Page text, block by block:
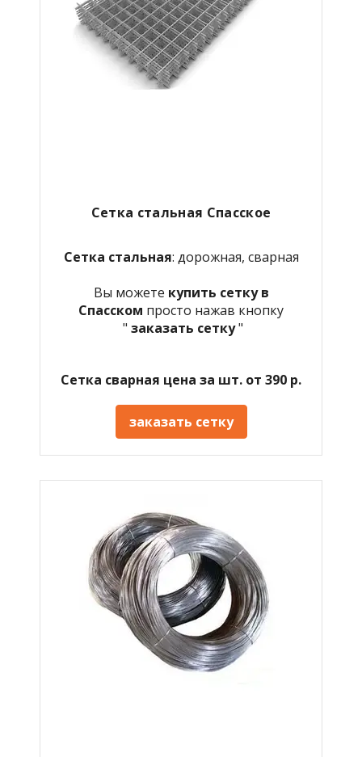
Сетка стальная Спасское
Сетка стальная: дорожная, сварная
Вы можете купить сетку в
Спасском просто нажав кнопку
" заказать сетку"
Сетка сварная цена за шт. от 390 р.
заказать сетку